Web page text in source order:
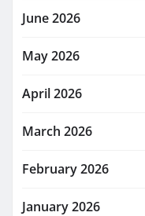
June 2026
May 2026
April 2026
March 2026
February 2026
January 2026